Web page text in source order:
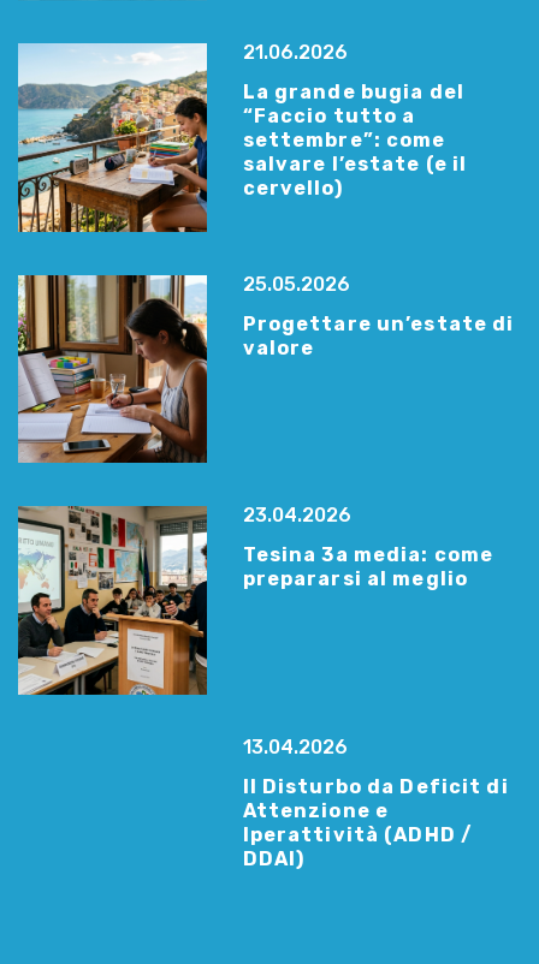
21.06.2026
La grande bugia del
“Faccio tutto a
settembre”: come
salvare l’estate (e il
cervello)
25.05.2026
Progettare un’estate di
valore
23.04.2026
Tesina 3a media: come
prepararsi al meglio
13.04.2026
Il Disturbo da Deficit di
Attenzione e
Iperattività (ADHD /
DDAI)